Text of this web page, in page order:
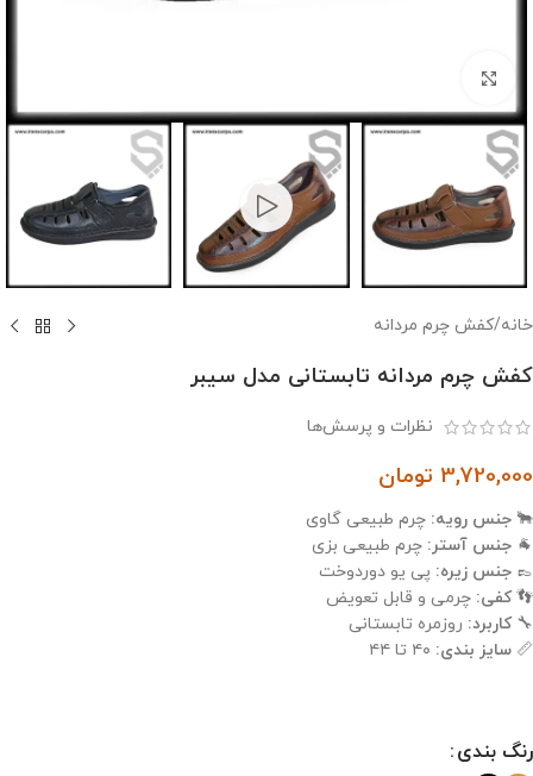
خانه/کفش چرم مردانه
کفش چرم مردانه تابستانی مدل سیبر
نظرات و پرسش‌ها
3,720,000 تومان
🐂 جنس رویه: چرم طبیعی گاوی
🐐 جنس آستر: چرم طبیعی بزی
👞 جنس زیره: پی یو دوردوخت
👣کفی: چرمی و قابل تعویض
🔧کاربرد: روزمره تابستانی
📏 سایز بندی:
رنگ بندی